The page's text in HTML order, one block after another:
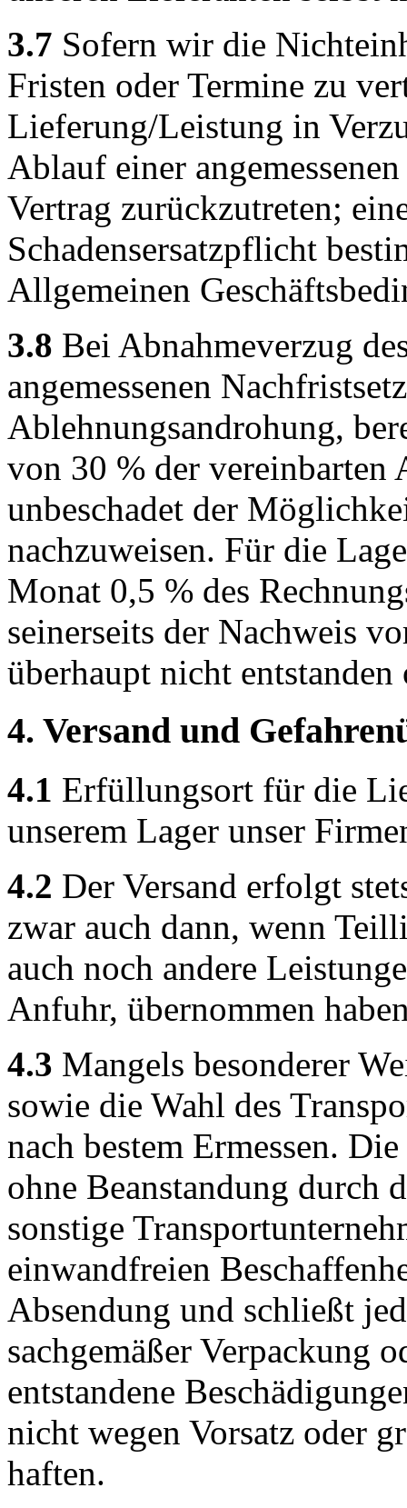
3.7 Sofern wir die
Fristen oder Termine zu
Lieferung/Leistung in
Ablauf einer
Vertrag zurückzutreten;
Schadensersatzpflicht
Allgemeinen
3.8 Bei Abnahmeverzug
angemessenen
Ablehnungsandrohung,
von 30 % der vereinbarten
unbeschadet der
nachzuweisen. Für die
Monat 0,5 % des
seinerseits der Nachweis
überhaupt nicht
4. Versand und
4.1 Erfüllungsort für die
unserem Lager unser
4.2 Der Versand erfolgt
zwar auch dann, wenn
auch noch andere
Anfuhr, übernommen
4.3 Mangels besonderer
sowie die Wahl des
nach bestem Ermessen.
ohne Beanstandung durch
sonstige
einwandfreien
Absendung und schließt
sachgemäßer Verpackung
entstandene
nicht wegen Vorsatz oder
haften.